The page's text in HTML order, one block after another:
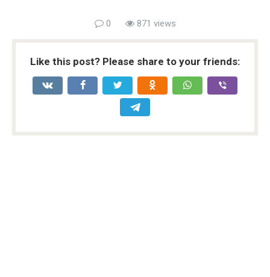
0 871 views
Like this post? Please share to your friends: